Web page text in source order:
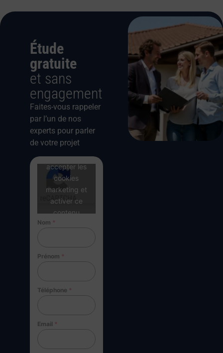
Étude
gratuite
et sans
engagement
Faites-vous rappeler
par l’un de nos
experts pour parler
de votre projet
Cliquez pour
accepter les
cookies
marketing et
activer ce
contenu
Nom *
Prénom *
Téléphone *
Email *